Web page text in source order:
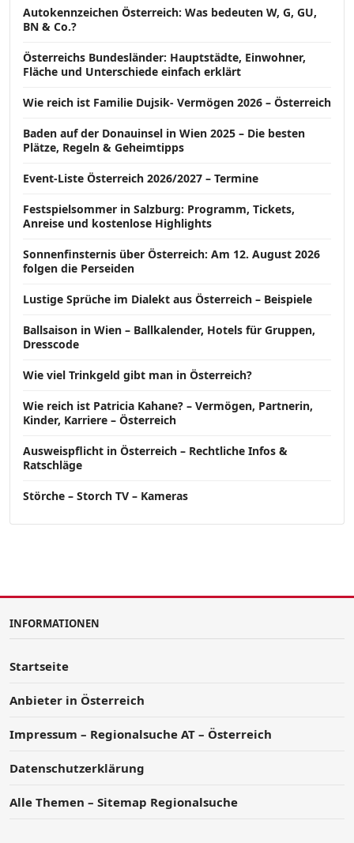
Autokennzeichen Österreich: Was bedeuten W, G, GU,
BN & Co.?
Österreichs Bundesländer: Hauptstädte, Einwohner,
Fläche und Unterschiede einfach erklärt
Wie reich ist Familie Dujsik- Vermögen 2026 – Österreich
Baden auf der Donauinsel in Wien 2025 – Die besten
Plätze, Regeln & Geheimtipps
Event-Liste Österreich 2026/2027 – Termine
Festspielsommer in Salzburg: Programm, Tickets,
Anreise und kostenlose Highlights
Sonnenfinsternis über Österreich: Am 12. August 2026
folgen die Perseiden
Lustige Sprüche im Dialekt aus Österreich – Beispiele
Ballsaison in Wien – Ballkalender, Hotels für Gruppen,
Dresscode
Wie viel Trinkgeld gibt man in Österreich?
Wie reich ist Patricia Kahane? – Vermögen, Partnerin,
Kinder, Karriere – Österreich
Ausweispflicht in Österreich – Rechtliche Infos &
Ratschläge
Störche – Storch TV – Kameras
INFORMATIONEN
Startseite
Anbieter in Österreich
Impressum – Regionalsuche AT – Österreich
Datenschutzerklärung
Alle Themen – Sitemap Regionalsuche